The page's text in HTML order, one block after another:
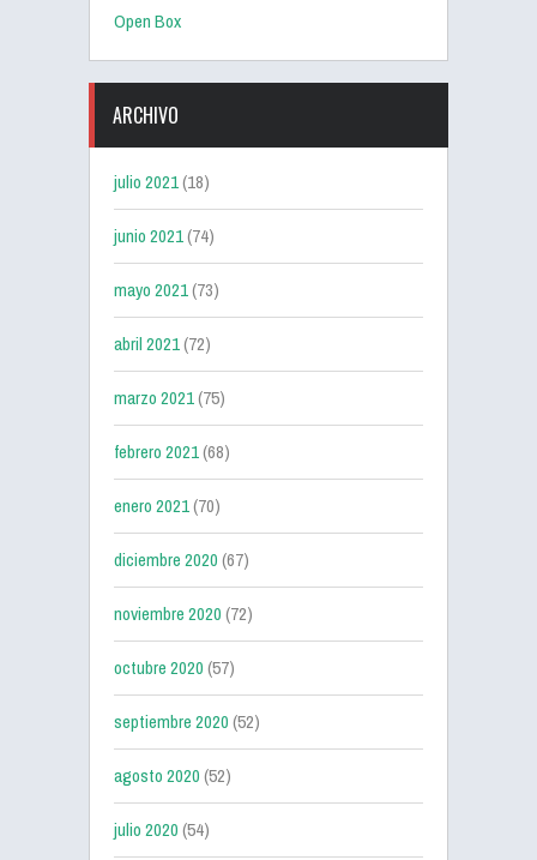
Open Box
ARCHIVO
julio 2021(18)
junio 2021(74)
mayo 2021(73)
abril 2021(72)
marzo 2021(75)
febrero 2021(68)
enero 2021(70)
diciembre 2020(67)
noviembre 2020(72)
octubre 2020(57)
septiembre 2020(52)
agosto 2020(52)
julio 2020(54)